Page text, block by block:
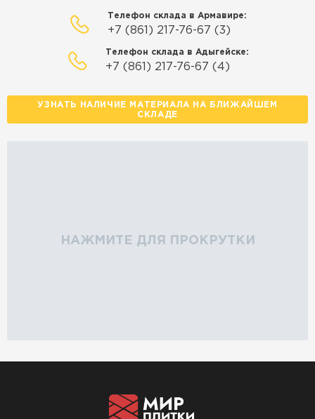
Телефон склада в Армавире:
+7 (861) 217-76-67 (3)
Телефон склада в Адыгейске:
+7 (861) 217-76-67 (4)
УЗНАТЬ НАЛИЧИЕ МАТЕРИАЛА НА БЛИЖАЙШЕМ
СКЛАДЕ
НАЖМИТЕ ДЛЯ ПРОКРУТКИ